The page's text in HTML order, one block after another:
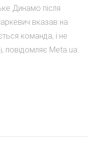
Динамо після
вказав на
команда, і не
повідомляє Meta.ua.